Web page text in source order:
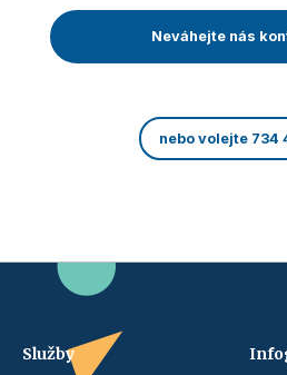
Neváhejte nás
nebo volejte 734
Služby